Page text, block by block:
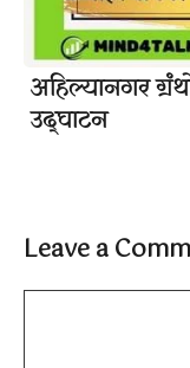
अहिल्यानगर
उद्घाटन
Leave a
Comment